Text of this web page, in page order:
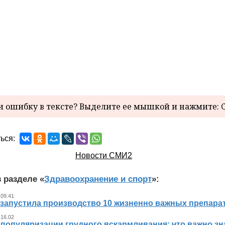
в тексте? Выделите ее мышкой и нажмите:
Новости СМИ2
разделе «Здравоохранение и спорт»:
производство 10 жизненно важных